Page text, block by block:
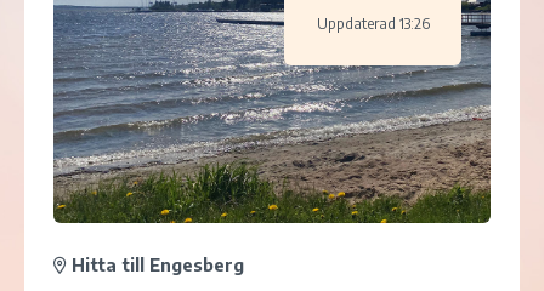
Uppdaterad 13:26
Hitta till Engesberg